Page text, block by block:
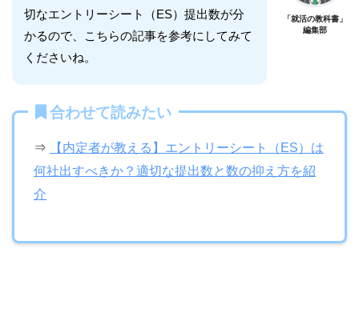
切なエントリーシート（ES）提出数が分
かるので、こちらの記事を参考にしてみて
くださいね。
「就活の教科書」
編集部
合わせて読みたい
⇒
【内定者が教える】エントリーシート（ES）は
何社出すべきか？適切な提出数と数の抑え方を紹
介